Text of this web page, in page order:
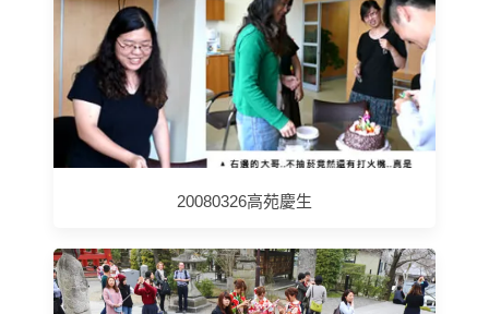
20080326高苑慶生